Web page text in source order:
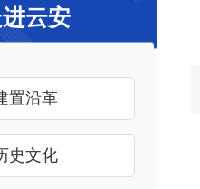
云安
置沿革
史文化